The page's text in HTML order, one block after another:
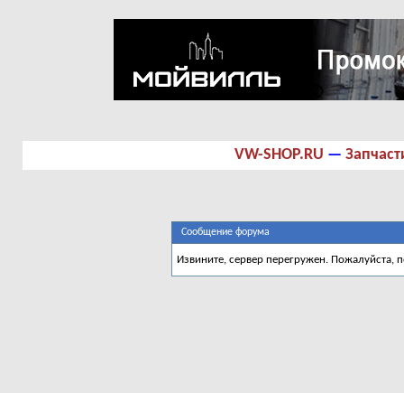
VW-SHOP.RU —
Сообщение форума
Извините, сервер перегружен. Пожалуйста,